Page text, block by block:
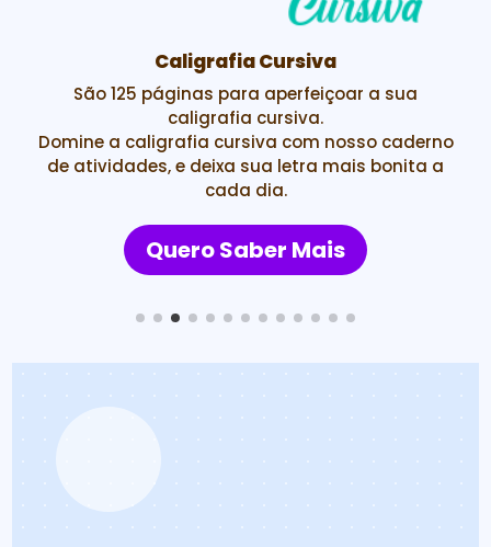
Inglês para Crianças
Inglês divertido com o B de Bee.
Mais de 300 páginas com atividades em INGLÊS,
dividida em módulos para seu pequeno se
tornar um verdadeiro bilíngue! Aproveite!
Quero Saber Mais